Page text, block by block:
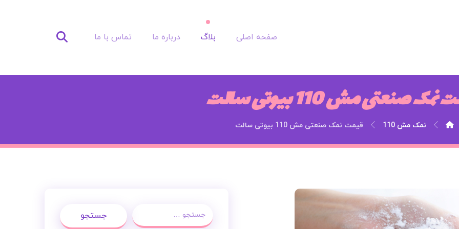
صفحه اصلی بلاگ درباره ما تماس با ما
صنعتی مش 110 بیوتی سالت
نمک مش 110 قیمت نمک صنعتی مش 110 بیوتی سالت
جستجو